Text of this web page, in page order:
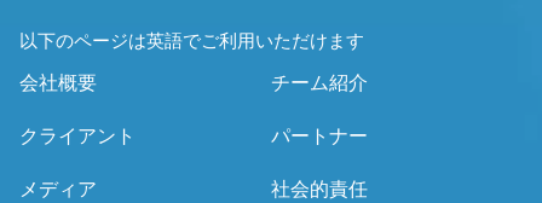
以下のページは英語でご利用いただけます
会社概要 チーム紹介
クライアント パートナー
メディア 社会的責任